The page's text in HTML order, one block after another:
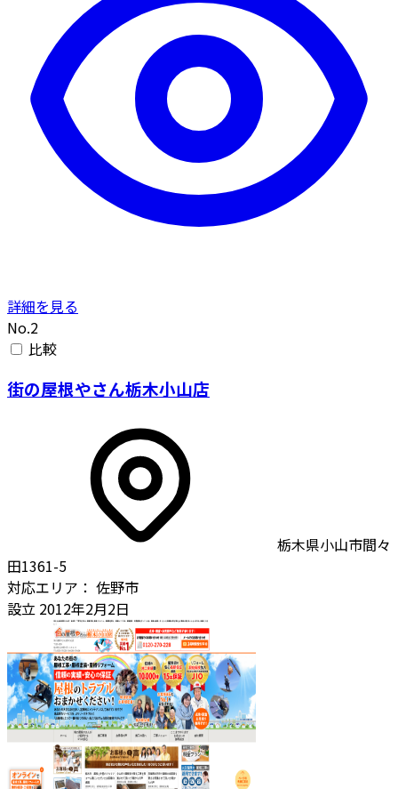
詳細を見る
No.2
比較
街の屋根やさん栃木小山店
栃木県小山市間々
田1361-5
対応エリア： 佐野市
設立 2012年2月2日